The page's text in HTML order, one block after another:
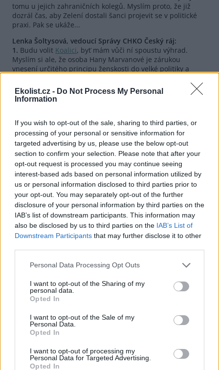
Ekolist.cz - Do Not Process My Personal
Information
If you wish to opt-out of the sale, sharing to third parties, or
processing of your personal or sensitive information for
targeted advertising by us, please use the below opt-out
section to confirm your selection. Please note that after your
opt-out request is processed you may continue seeing
interest-based ads based on personal information utilized by
us or personal information disclosed to third parties prior to
your opt-out. You may separately opt-out of the further
disclosure of your personal information by third parties on the
IAB’s list of downstream participants. This information may
also be disclosed by us to third parties on the IAB’s List of
Downstream Participants that may further disclose it to other
Personal Data Processing Opt Outs
I want to opt-out of the Sharing of my
personal data.
Opted In
I want to opt-out of the Sale of my
Personal Data.
Opted In
I want to opt-out of processing my
Personal Data for Targeted Advertising.
Opted In
tomu u jejich zahraničních kolegů. Myslím proto, že již
dozrál čas, aby Zelení dostali šanci projevit se v politické
praxi. Pak se ukáže...
Lenka Šoltysová, vedoucí Správy CHKO Český ráj:
1. Budu volit Koalici, byť mám vůči ní spoustu výhrad.
Myslím si ale, že osoba Hany Marvanové je zárukou
vnesení určitého principu ženskosti do velké politiky a
hvězdička na politickém nebi, signál, jak by to jednou
mohlo vypadat, že by se česká politika mohla o něco
dobré jídlo. A to si myslím, že u žen bývá naopak. Zároveň
je mi sympatické, že Koalice své spory nikde netutlá a říká
je jasně a veřejně.
2.Já jsem o tom takto ještě vůbec nepřemýšlela, neměla
jsem ještě čas si přečíst volební programy, ale určitě to do
voleb udělám. Spíš usuzuju z toho, jak poslanci vystupují
na veřejnosti, jak to souizní s mými názory a hodnotami. A
pokud v té straně jsou ekologové, pak je vcelku logické, že
já jako ekolog jim budu důvěřovat spíš než lidem, kteří
tvrdí, že ekologie je pouhá ideologie.
reklama
Předchozí odpovědi předvolební ankety EkoListu najdete